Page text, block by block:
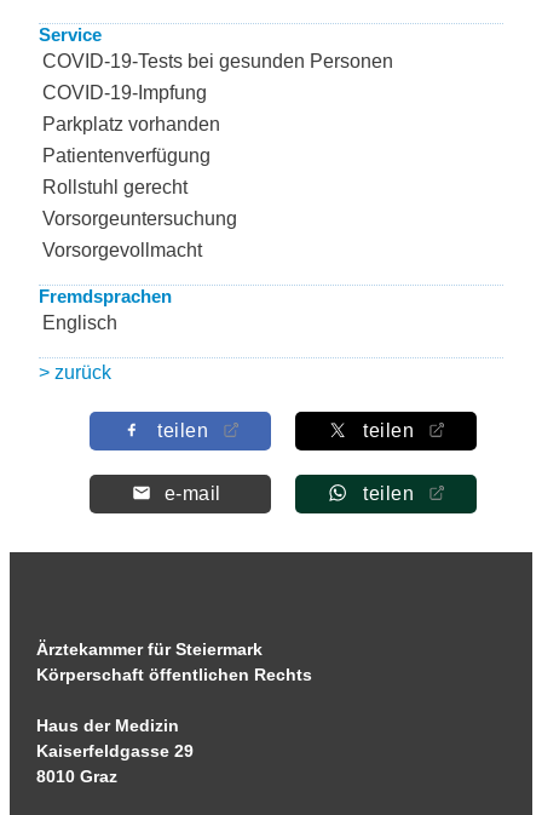
Service
COVID-19-Tests bei gesunden Personen
COVID-19-Impfung
Parkplatz vorhanden
Patientenverfügung
Rollstuhl gerecht
Vorsorgeuntersuchung
Vorsorgevollmacht
Fremdsprachen
Englisch
> zurück
teilen teilen
e-mail teilen
Ärztekammer für Steiermark
Körperschaft öffentlichen Rechts
Haus der Medizin
Kaiserfeldgasse 29
8010 Graz